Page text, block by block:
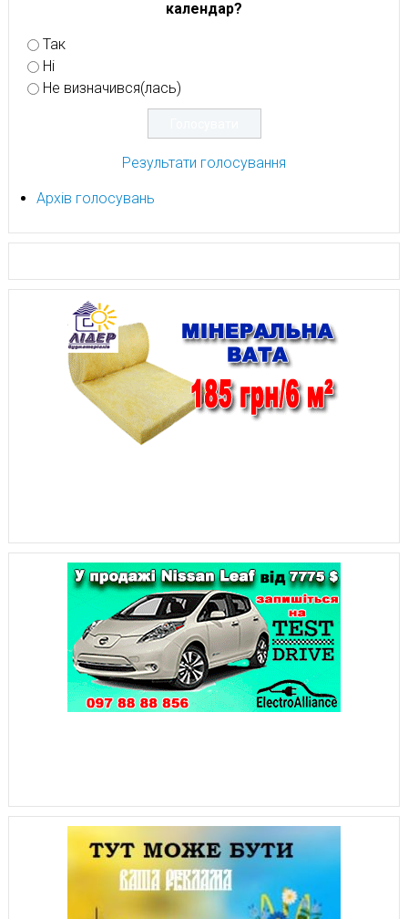
календар?
Так
Ні
Не визначився(лась)
Результати голосування
Архів голосувань